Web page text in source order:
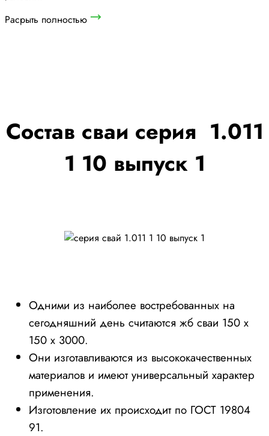
Расрыть полностью
Состав сваи серия 1.011
1 10 выпуск 1
Одними из наиболее востребованных на
сегодняшний день считаются жб сваи 150 х
150 х 3000.
Они изготавливаются из высококачественных
материалов и имеют универсальный характер
применения.
Изготовление их происходит по ГОСТ 19804
91.